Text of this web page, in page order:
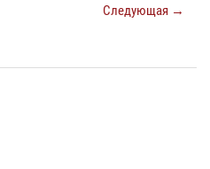
Следующая →